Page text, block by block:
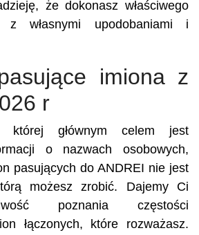
że dokonasz właściwego
z własnymi upodobaniami i
imiona z
r
głównym celem jest
o nazwach osobowych,
pasujących do ANDREI nie jest
możesz zrobić. Dajemy Ci
poznania częstości
łączonych, które rozważasz.